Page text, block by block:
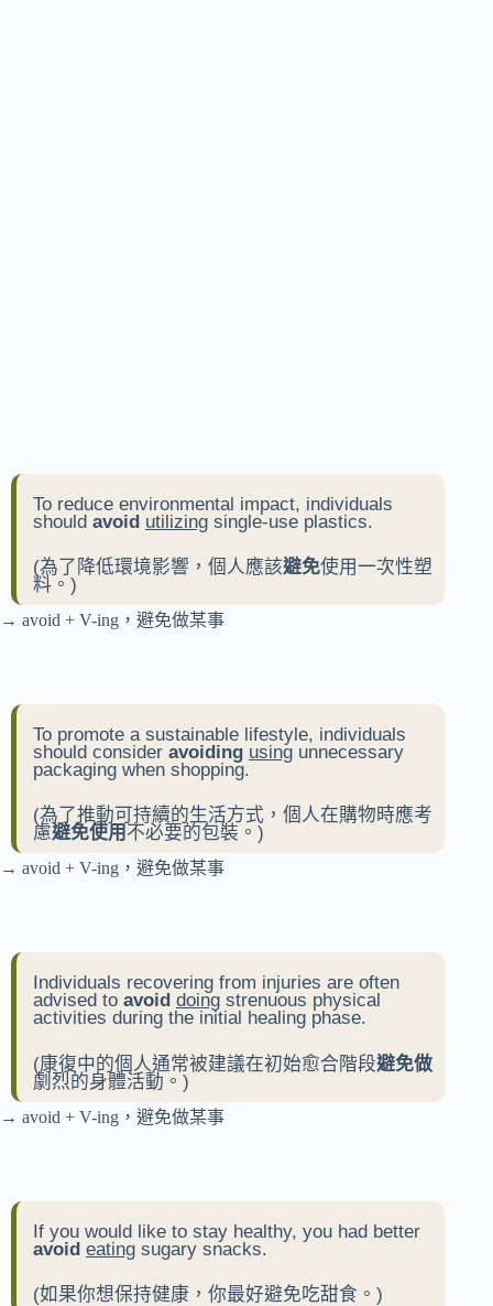
To reduce environmental impact, individuals
should avoid utilizing single-use plastics.
(為了降低環境影響，個人應該避免使用一次性塑
料。)
→ avoid + V-ing，避免做某事
To promote a sustainable lifestyle, individuals
should consider avoiding using unnecessary
packaging when shopping.
(為了推動可持續的生活方式，個人在購物時應考
慮避免使用 不必要的包裝。)
→ avoid + V-ing，避免做某事
Individuals recovering from injuries are often
advised to avoid doing strenuous physical
activities during the initial healing phase.
(康復中的個人通常被建議在初始愈合階段避免做
劇烈的身體活動。)
→ avoid + V-ing，避免做某事
If you would like to stay healthy, you had better
avoid eating sugary snacks.
(如果你想保持健康，你最好避免吃甜食。)